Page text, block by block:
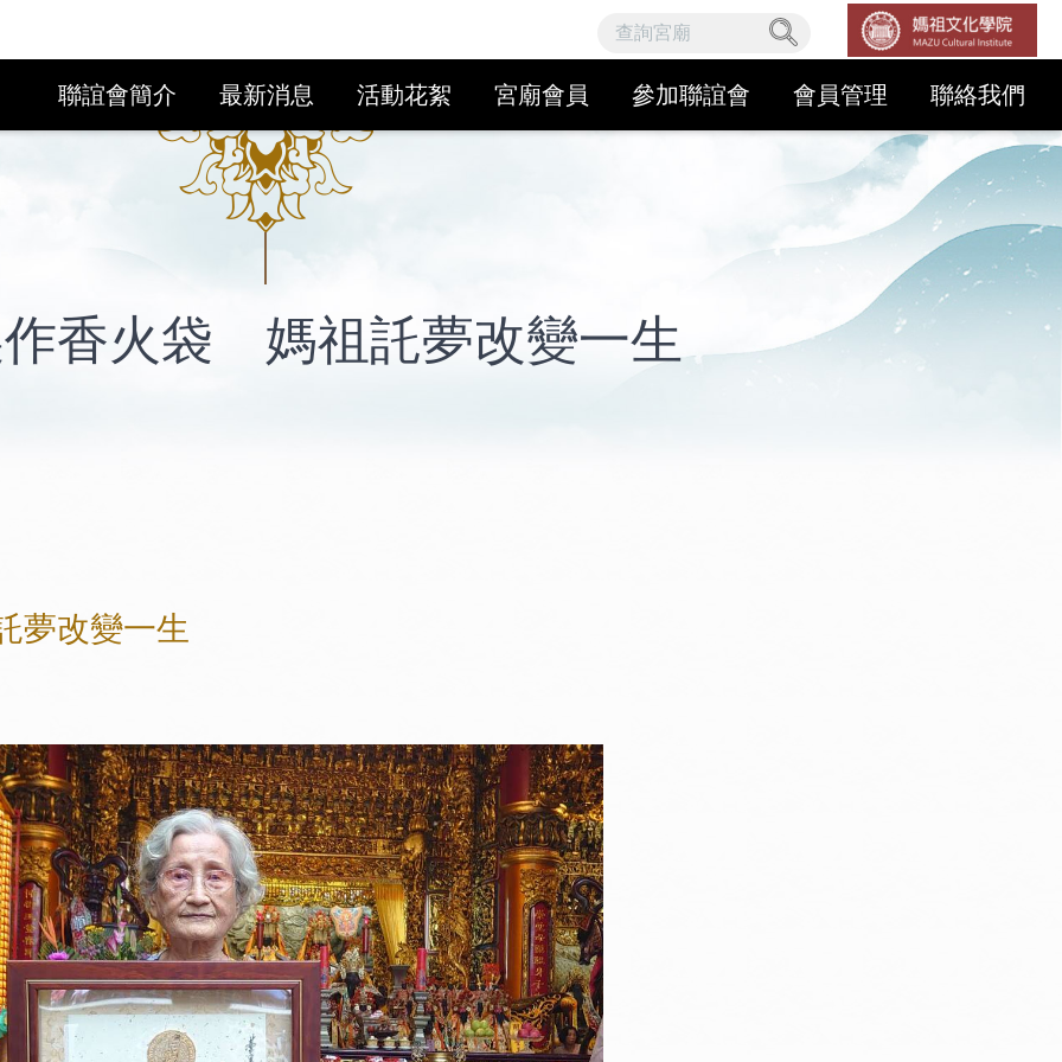
聯誼會簡介 最新消息 活動花絮 宮廟會員 參加聯誼會 會員管理 聯絡我們
香火袋 媽祖託夢改變一生
夢改變一生